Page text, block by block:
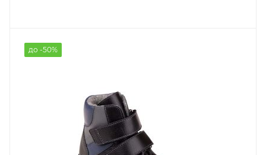
до -50%